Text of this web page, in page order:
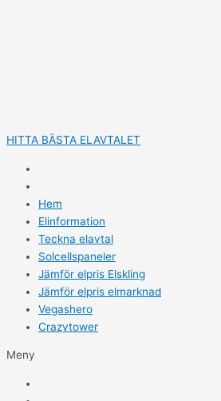
HITTA BÄSTA ELAVTALET
Hem
Elinformation
Teckna elavtal
Solcellspaneler
Jämför elpris Elskling
Jämför elpris elmarknad
Vegashero
Crazytower
Meny